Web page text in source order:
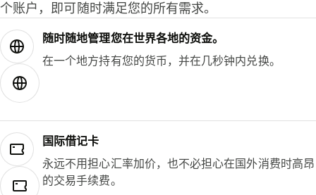
个账户，即可随时满足您的所有需求。
随时随地管理您在世界各地的资金。
在一个地方持有您的货币，并在几秒钟内兑换。
国际借记卡
永远不用担心汇率加价，也不必担心在国外消费时高昂
的交易手续费。